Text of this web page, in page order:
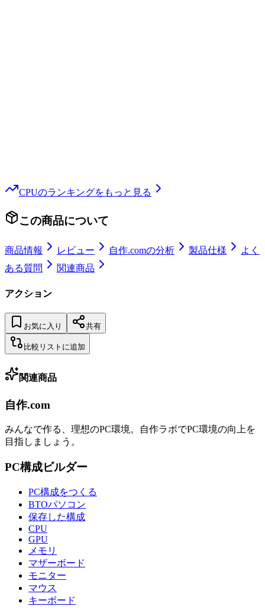
CPUのランキングをもっと見る
この商品について
商品情報 レビュー 自作.comの分析 製品仕様
よく
ある質問
関連商品
アクション
お気に入り 共有
比較リストに追加
関連商品
自作.com
みんなで作る、理想のPC環境。 自作ラボでPC環境の向上を
目指しましょう。
PC構成ビルダー
PC構成をつくる
BTOパソコン
保存した構成
CPU
GPU
メモリ
マザーボード
モニター
マウス
キーボード